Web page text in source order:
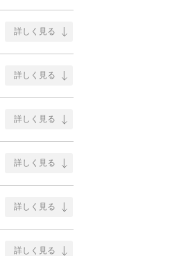
詳しく見る
詳しく見る
詳しく見る
詳しく見る
詳しく見る
詳しく見る